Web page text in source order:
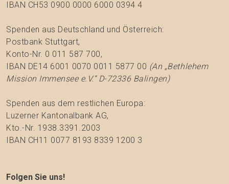
IBAN CH53 0900 0000 6000 0394 4
Spenden aus Deutschland und Österreich:
Postbank Stuttgart,
Konto-Nr. 0 011 587 700,
IBAN DE14 6001 0070 0011 5877 00 (An „Bethlehem
Mission Immensee e.V.“ D-72336 Balingen)
Spenden aus dem restlichen Europa:
Luzerner Kantonalbank AG,
Kto.-Nr. 1938.3391.2003
IBAN CH11 0077 8193 8339 1200 3
Folgen Sie uns!